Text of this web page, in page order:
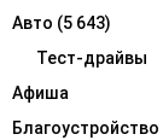
o
Авто (5 643)
Тест-драйвы
Афиша
Благоустройство